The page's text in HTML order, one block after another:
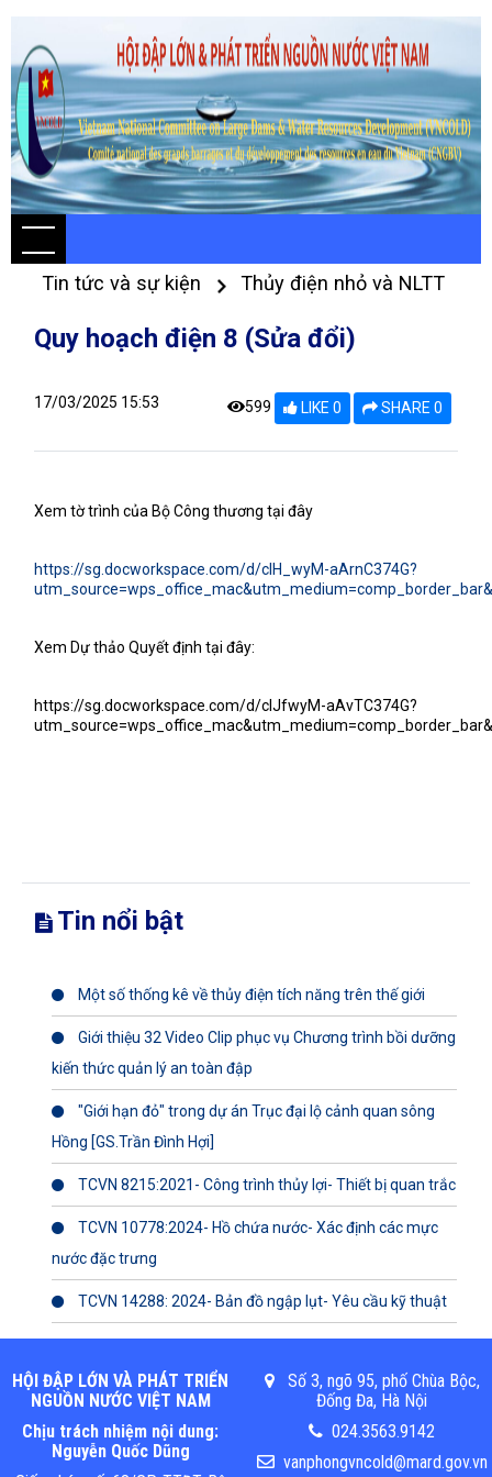
Tin tức và sự kiện Thủy điện nhỏ và NLTT
Quy hoạch điện 8 (Sửa đổi)
17/03/2025 15:53 599 LIKE 0 SHARE 0
Xem tờ trình của Bộ Công thương tại đây
https://sg.docworkspace.com/d/cIH_wyM-aArnC374G?
Xem Dự thảo Quyết định tại đây:
https://sg.docworkspace.com/d/cIJfwyM-aAvTC374G?
Tin nổi bật
Một số thống kê về thủy điện tích năng trên thế giới
Giới thiệu 32 Video Clip phục vụ Chương trình bồi dưỡng
kiến thức quản lý an toàn đập
"Giới hạn đỏ" trong dự án Trục đại lộ cảnh quan sông
Hồng [GS.Trần Đình Hợi]
TCVN 8215:2021- Công trình thủy lợi- Thiết bị quan trắc
TCVN 10778:2024- Hồ chứa nước- Xác định các mực
nước đặc trưng
TCVN 14288: 2024- Bản đồ ngập lụt- Yêu cầu kỹ thuật
HỘI ĐẬP LỚN VÀ PHÁT TRIỂN
NGUỒN NƯỚC VIỆT NAM
Chịu trách nhiệm nội dung:
Nguyễn Quốc Dũng
Số 3, ngõ 95, phố Chùa Bộc,
Đống Đa, Hà Nội
024.3563.9142
vanphongvncold@mard.gov.vn